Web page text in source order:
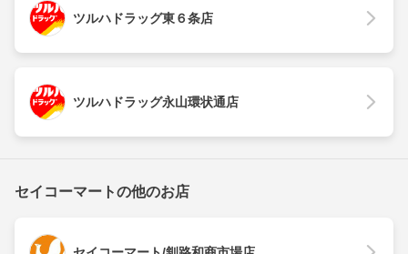
ツルハドラッグ東６条店
ツルハドラッグ永山環状通店
セイコーマートの他のお店